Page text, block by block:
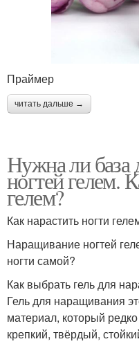
Праймер
читать дальше →
Нужна ли база
ногтей гелем.
гелем?
Как нарастить ногти
Наращивание ногтей
ногти самой?
Как выбрать гель для
Гель для наращивания
материал, который
крепкий, твёрдый,